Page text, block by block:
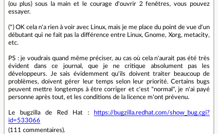
(ou plus) sous la main et le courage d'ouvrir 2 fenêtres, vous pouvez
essayer.
(*) OK cela n'a rien à voir avec Linux, mais je me place du point de vue d'un
débutant qui ne fait pas la différence entre Linux, Gnome, Xorg, metacity,
etc.
PS : je voudrais quand même préciser, au cas où cela n'aurait pas été très
évident dans ce journal, que je ne critique absolument pas les
développeurs. Je sais évidemment qu'ils doivent traiter beaucoup de
problèmes, doivent gérer leur temps selon leur priorité. Certains bugs
peuvent mettre longtemps à être corriger et c'est "normal", je n'ai payé
personne après tout, et les conditions de la licence m'ont prévenu.
Le bugzilla de Red Hat :
https://bugzilla.redhat.com/show_bug.cgi?
id=533066
(111 commentaires).